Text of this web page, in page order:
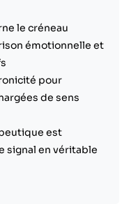
le créneau
émotionnelle et
pour
de sens
est
signal en véritable